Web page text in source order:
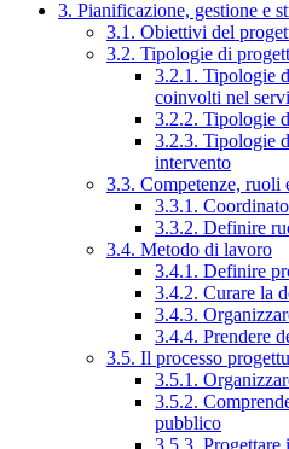
3. Pianificazione, gestione e
3.1. Obiettivi del
3.2. Tipologie di
3.2.1. Tipologie
coinvolti nel
3.2.2. Tipologie
3.2.3. Tipologie
intervento
3.3. Competenze, ruoli
3.3.1.
3.3.2. Definire
3.4. Metodo di lavoro
3.4.1. Definire
3.4.2. Curare la
3.4.3.
3.4.4. Prendere
3.5. Il processo
3.5.1.
3.5.2.
pubblico
3.5.3. Progettare